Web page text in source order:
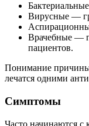
Вирусные —
Врачебные —
пациентов.
Понимание
лечатся одними
Симптомы
Часто начинаются с